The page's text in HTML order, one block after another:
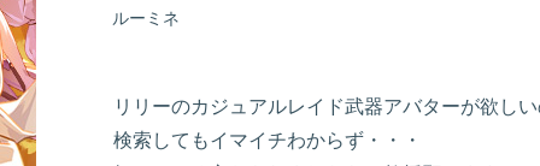
ルーミネ
リリーのカジュアルレイド武器アバターが欲し
検索してもイマイチわからず・・・